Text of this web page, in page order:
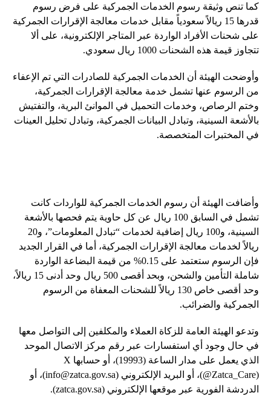
كما تنص وثيقة رسوم الخدمات الجمركية على فرض رسوم
قدرها 15 ريالاً سعودياً مقابل خدمات معالجة الإقرارات الجمركية
على شحنات الأفراد الواردة عبر المتاجر الإلكترونية، على ألا
تتجاوز قيمة هذه الشحنات 1000 ريال سعودي.
وأوضحت الهيئة أن الخدمات الجمركية للصادرات التي تم الإعفاء
من الرسوم عنها تشمل خدمة معالجة الإقرارات الجمركية،
وختم الرصاص، وخدمات التحميل في الموانئ البرية، والتفتيش
بالأشعة السينية، وتبادل البيانات الجمركية، وتبادل تحليل العينات
في المختبرات المتخصصة.
وأضافت الهيئة أن رسوم الخدمات الجمركية للواردات كانت
تشمل في السابق 100 ريال عن كل حاوية يتم فحصها بالأشعة
السينية، و100 ريال إضافية لخدمات “تبادل المعلومات”، و20
ريالاً لخدمات معالجة الإقرارات الجمركية، أما في القرار الجديد
فإن الرسوم ستعتمد على 0.15% من قيمة البضاعة الواردة
شاملة التأمين والشحن، وبحد أقصى 500 ريال وحد أدنى 15 ريالاً،
وحد أقصى خاص 130 ريالاً للشحنات المعفاة من الرسوم
الجمركية والضرائب.
وتدعو الهيئة العامة للزكاة العملاء والمكلفين إلى التواصل معها
في حال وجود أي استفسارات عبر رقم مركز الاتصال الموحد
الذي يعمل على مدار الساعة (19993)، أو حسابها X
(@Zatca_Care)، أو البريد الإلكتروني (
info@zatca.gov.sa)، أو
الدردشة الفورية عبر موقعها الإلكتروني (zatca.gov.sa).